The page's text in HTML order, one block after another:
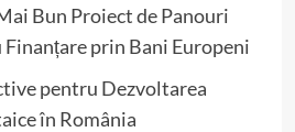
Bun Proiect de Panouri
prin Bani Europeni
pentru Dezvoltarea
în România